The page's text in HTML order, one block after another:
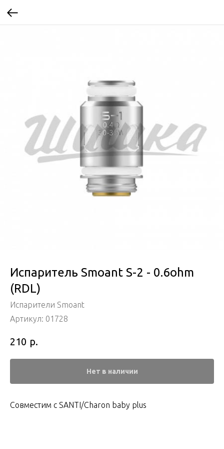
Испаритель Smoant S-2 - 0.6ohm
(RDL)
Испарители Smoant
Артикул: 01728
210 р.
Нет в наличии
Совместим с SANTI/Charon baby plus